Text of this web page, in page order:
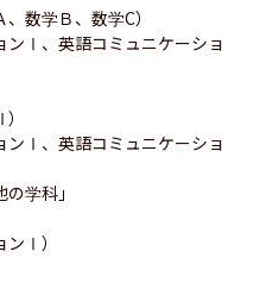
数学Ｂ、数学C）
ンⅠ、英語コミュニケーショ
ンⅠ、英語コミュニケーショ
学科」
ンⅠ）